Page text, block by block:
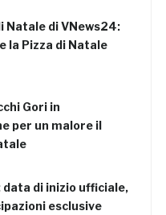
Natale di VNews24:
la Pizza di Natale
Gori in
per un malore il
data di inizio ufficiale,
esclusive